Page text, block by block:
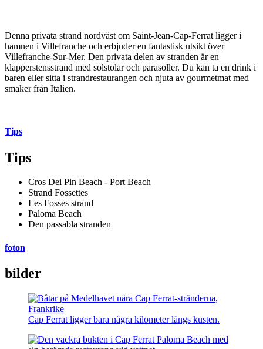
Denna privata strand nordväst om Saint-Jean-Cap-Ferrat ligger i
hamnen i Villefranche och erbjuder en fantastisk utsikt över
Villefranche-Sur-Mer. Den privata delen av stranden är en
klapperstensstrand med solstolar och parasoller. Du kan ta en drink i
baren eller sitta i strandrestaurangen och njuta av gourmetmat med
smaker från Italien.
Tips
Tips
Cros Dei Pin Beach - Port Beach
Strand Fossettes
Les Fosses strand
Paloma Beach
Den passabla stranden
foton
bilder
Cap Ferrat ligger bara några kilometer längs kusten.